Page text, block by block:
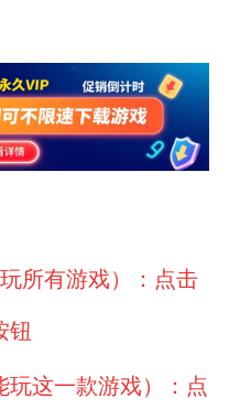
所有游戏）：点击
钮
这一款游戏）：点